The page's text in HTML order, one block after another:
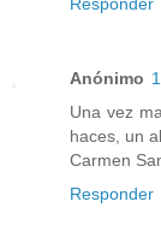
Responder
Anónimo
Una vez
haces, un
Carmen
Responder